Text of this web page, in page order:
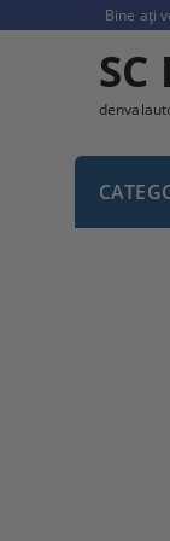
Bine ați
SC